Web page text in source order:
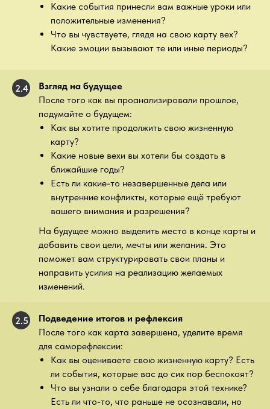
Какие события принесли вам важные уроки или
положительные изменения?
Что вы чувствуете, глядя на свою карту вех?
Какие эмоции вызывают те или иные периоды?
2.4
Взгляд на будущее
После того как вы проанализировали прошлое,
подумайте о будущем:
Как вы хотите продолжить свою жизненную
карту?
Какие новые вехи вы хотели бы создать в
ближайшие годы?
Есть ли какие-то незавершенные дела или
внутренние конфликты, которые ещё требуют
вашего внимания и разрешения?
На будущее можно выделить место в конце карты и
добавить свои цели, мечты или желания. Это
поможет вам структурировать свои планы и
направить усилия на реализацию желаемых
изменений.
2.5
Подведение итогов и рефлексия
После того как карта завершена, уделите время
для саморефлексии:
Как вы оцениваете свою жизненную карту? Есть
ли события, которые вас до сих пор беспокоят?
Что вы узнали о себе благодаря этой технике?
Есть ли что-то, что раньше не осознавали, но